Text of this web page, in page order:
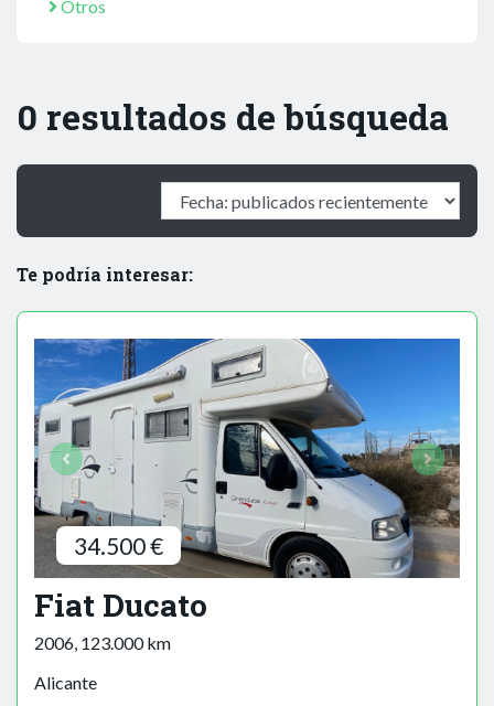
Otros
0 resultados de búsqueda
Te podría interesar:
34.500 €
Fiat Ducato
2006, 123.000 km
Alicante